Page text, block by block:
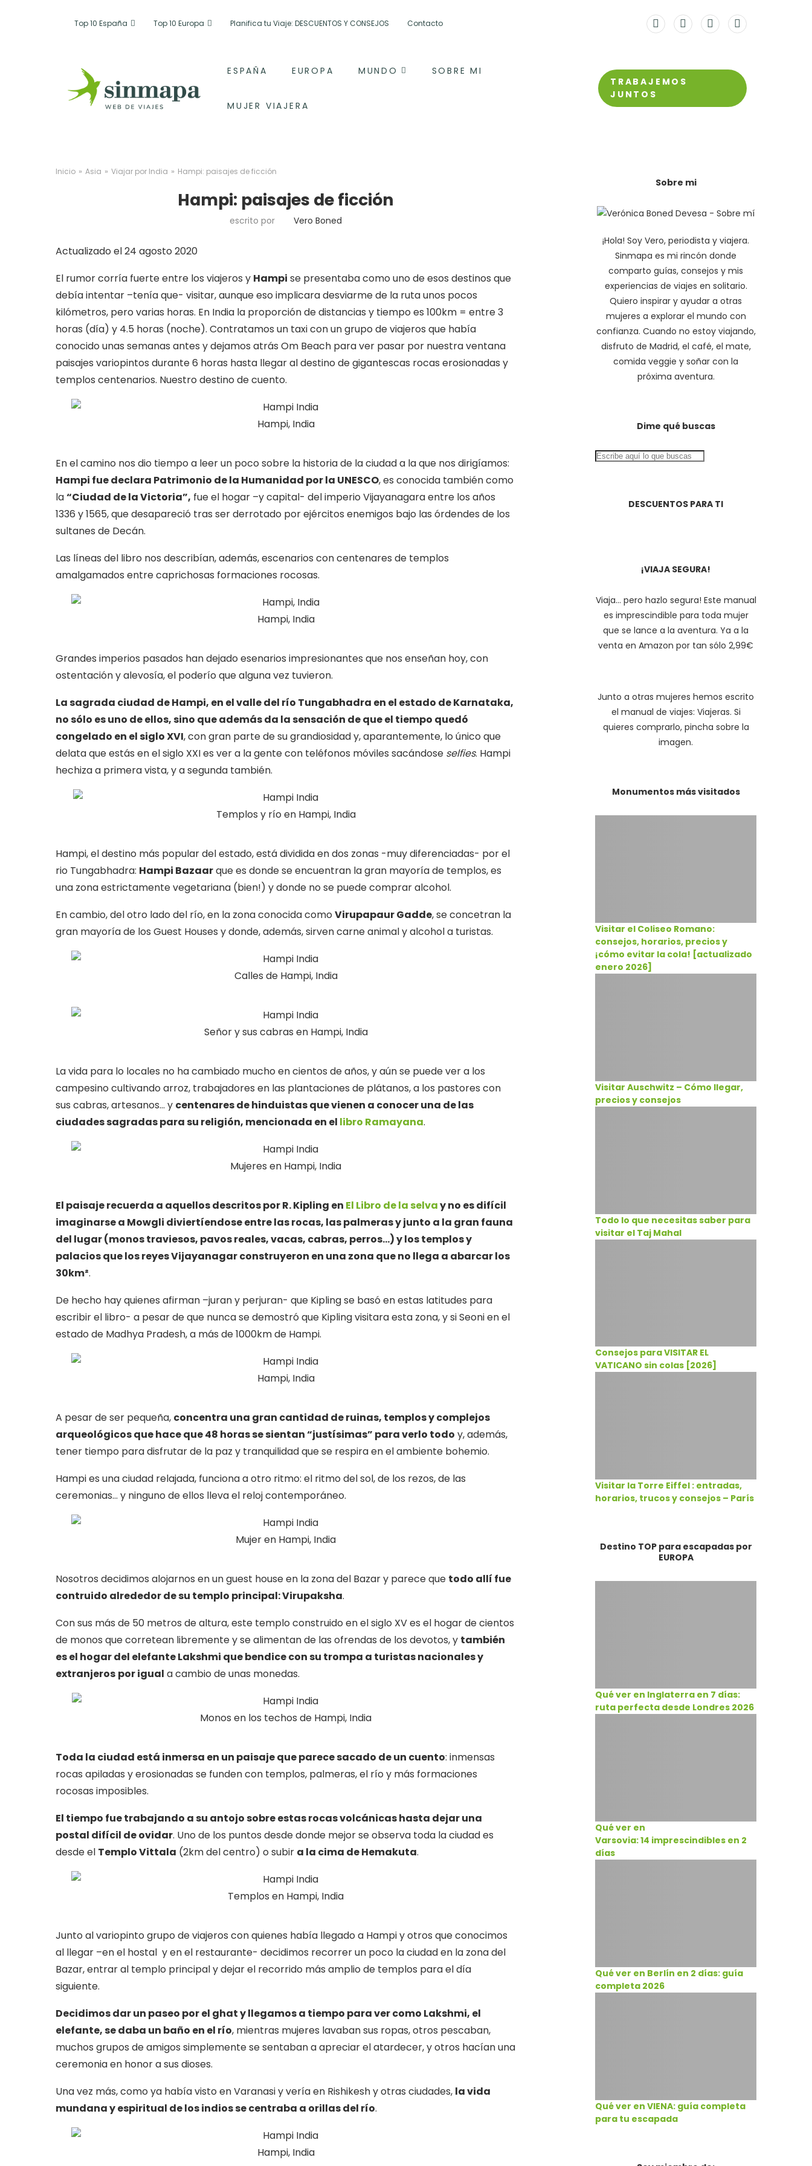
Top 10 España Top 10 Europa Planifica tu Viaje: DESCUENTOS Y CONSEJOS Contacto
ESPAÑA EUROPA MUNDO SOBRE MI
MUJER VIAJERA
TRABAJEMOS
JUNTOS
Inicio » Asia » Viajar por India » Hampi: paisajes de ficción
Hampi: paisajes de ficción
escrito por Vero Boned
Actualizado el 24 agosto 2020
El rumor corría fuerte entre los viajeros y Hampi se presentaba como uno de esos destinos que
debía intentar –tenía que- visitar, aunque eso implicara desviarme de la ruta unos pocos
kilómetros, pero varias horas. En India la proporción de distancias y tiempo es 100km = entre 3
horas (día) y 4.5 horas (noche). Contratamos un taxi con un grupo de viajeros que había
conocido unas semanas antes y dejamos atrás Om Beach para ver pasar por nuestra ventana
paisajes variopintos durante 6 horas hasta llegar al destino de gigantescas rocas erosionadas y
templos centenarios. Nuestro destino de cuento.
Hampi, India
En el camino nos dio tiempo a leer un poco sobre la historia de la ciudad a la que nos dirigíamos:
Hampi fue declara Patrimonio de la Humanidad por la UNESCO, es conocida también como
la“Ciudad de la Victoria”, fue el hogar –y capital- del imperio Vijayanagara entre los años
1336 y 1565, que desapareció tras ser derrotado por ejércitos enemigos bajo las órdendes de los
sultanes de Decán.
Las líneas del libro nos describían, además, escenarios con centenares de templos
amalgamados entre caprichosas formaciones rocosas.
Hampi, India
Grandes imperios pasados han dejado esenarios impresionantes que nos enseñan hoy, con
ostentación y alevosía, el poderío que alguna vez tuvieron.
La sagrada ciudad de Hampi, en el valle del río Tungabhadra en el estado de Karnataka,
no sólo es uno de ellos, sino que además da la sensación de que el tiempo quedó
congelado en el siglo XVI, con gran parte de su grandiosidad y, aparantemente, lo único que
delata que estás en el siglo XXI es ver a la gente con teléfonos móviles sacándose selfies. Hampi
hechiza a primera vista, y a segunda también.
Templos y río en Hampi, India
Hampi, el destino más popular del estado, está dividida en dos zonas -muy diferenciadas- por el
rio Tungabhadra: Hampi Bazaarque es donde se encuentran la gran mayoría de templos, es
una zona estrictamente vegetariana (bien!) y donde no se puede comprar alcohol.
En cambio, del otro lado del río, en la zona conocida como Virupapaur Gadde, se concetran la
gran mayoría de los Guest Houses y donde, además, sirven carne animal y alcohol a turistas.
Calles de Hampi, India
Señor y sus cabras en Hampi, India
La vida para lo locales no ha cambiado mucho en cientos de años, y aún se puede ver a los
campesino cultivando arroz, trabajadores en las plantaciones de plátanos, a los pastores con
sus cabras, artesanos… y centenares de hinduistas que vienen a conocer una de las
ciudades sagradas para su religión, mencionada en el libro Ramayana.
Mujeres en Hampi, India
El paisaje recuerda a aquellos descritos por R. Kipling en El Libro de la selvay no es difícil
imaginarse a Mowgli diviertíendose entre las rocas, las palmeras y junto a la gran fauna
del lugar (monos traviesos, pavos reales, vacas, cabras, perros…) y los templos y
palacios que los reyes Vijayanagar construyeron en una zona que no llega a abarcar los
30km².
De hecho hay quienes afirman –juran y perjuran- que Kipling se basó en estas latitudes para
escribir el libro- a pesar de que nunca se demostró que Kipling visitara esta zona, y si Seoni en el
estado de Madhya Pradesh, a más de 1000km de Hampi.
Hampi, India
A pesar de ser pequeña, concentra una gran cantidad de ruinas, templos y complejos
arqueológicos que hace que 48 horas se sientan “justísimas” para verlo todo y, además,
tener tiempo para disfrutar de la paz y tranquilidad que se respira en el ambiente bohemio.
Hampi es una ciudad relajada, funciona a otro ritmo: el ritmo del sol, de los rezos, de las
ceremonias… y ninguno de ellos lleva el reloj contemporáneo.
Mujer en Hampi, India
Nosotros decidimos alojarnos en un guest house en la zona del Bazar y parece que todo allí fue
contruido alrededor de su templo principal: Virupaksha.
Con sus más de 50 metros de altura, este templo construido en el siglo XV es el hogar de cientos
de monos que corretean libremente y se alimentan de las ofrendas de los devotos, y también
es el hogar del elefante Lakshmi que bendice con su trompa a turistas nacionales y
extranjeros por igual a cambio de unas monedas.
Monos en los techos de Hampi, India
Toda la ciudad está inmersa en un paisaje que parece sacado de un cuento: inmensas
rocas apiladas y erosionadas se funden con templos, palmeras, el río y más formaciones
rocosas imposibles.
El tiempo fue trabajando a su antojo sobre estas rocas volcánicas hasta dejar una
postal difícil de ovidar. Uno de los puntos desde donde mejor se observa toda la ciudad es
desde el Templo Vittala (2km del centro) o subir a la cima de Hemakuta.
Templos en Hampi, India
Junto al variopinto grupo de viajeros con quienes había llegado a Hampi y otros que conocimos
al llegar –en el hostal y en el restaurante- decidimos recorrer un poco la ciudad en la zona del
Bazar, entrar al templo principal y dejar el recorrido más amplio de templos para el día
siguiente.
Decidimos dar un paseo por el ghat y llegamos a tiempo para ver como Lakshmi, el
elefante, se daba un baño en el río, mientras mujeres lavaban sus ropas, otros pescaban,
muchos grupos de amigos simplemente se sentaban a apreciar el atardecer, y otros hacían una
ceremonia en honor a sus dioses.
Una vez más, como ya había visto en Varanasi y vería en Rishikesh y otras ciudades, la vida
mundana y espiritual de los indios se centraba a orillas del río.
Hampi, India
Sobre mi
¡Hola! Soy Vero, periodista y viajera.
Sinmapa es mi rincón donde
comparto guías, consejos y mis
experiencias de viajes en solitario.
Quiero inspirar y ayudar a otras
mujeres a explorar el mundo con
confianza. Cuando no estoy viajando,
disfruto de Madrid, el café, el mate,
comida veggie y soñar con la
próxima aventura.
Dime qué buscas
DESCUENTOS PARA TI
¡VIAJA SEGURA!
Viaja... pero hazlo segura! Este manual
es imprescindible para toda mujer
que se lance a la aventura. Ya a la
venta en Amazon por tan sólo 2,99€
Junto a otras mujeres hemos escrito
el manual de viajes: Viajeras. Si
quieres comprarlo, pincha sobre la
imagen.
Monumentos más visitados
Visitar el Coliseo Romano:
consejos, horarios, precios y
¡cómo evitar la cola! [actualizado
enero 2026]
Visitar Auschwitz – Cómo llegar,
precios y consejos
Todo lo que necesitas saber para
visitar el Taj Mahal
Consejos para VISITAR EL
VATICANO sin colas [2026]
Visitar la Torre Eiffel : entradas,
horarios, trucos y consejos – París
Destino TOP para escapadas por
EUROPA
Qué ver en Inglaterra en 7 días:
ruta perfecta desde Londres 2026
Qué ver en
Varsovia: 14 imprescindibles en 2
días
Qué ver en Berlín en 2 días: guía
completa 2026
Qué ver en VIENA: guía completa
para tu escapada